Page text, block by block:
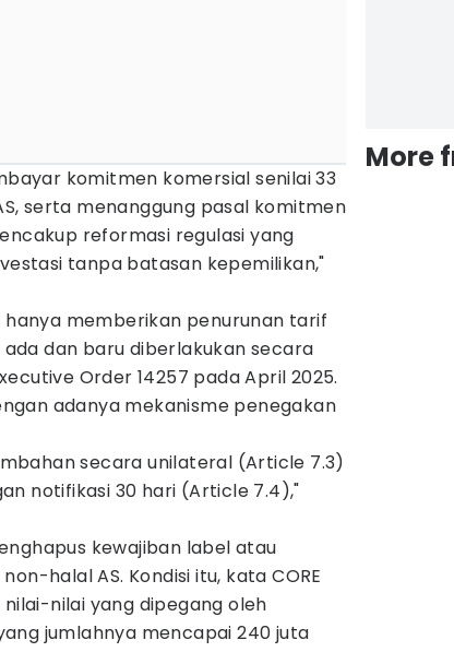
komitmen komersial senilai 33
serta menanggung pasal komitmen
reformasi regulasi yang
tanpa batasan kepemilikan,"
hanya memberikan penurunan tarif
dan baru diberlakukan secara
Order 14257 pada April 2025.
adanya mekanisme penegakan
secara unilateral (Article 7.3)
notifikasi 30 hari (Article 7.4),"
kewajiban label atau
halal AS. Kondisi itu, kata CORE
nilai yang dipegang oleh
jumlahnya mencapai 240 juta
More